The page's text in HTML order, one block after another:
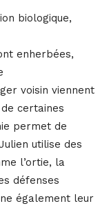
biologique,
enherbées,
voisin viennent
certaines
permet de
utilise des
l’ortie, la
défenses
également leur